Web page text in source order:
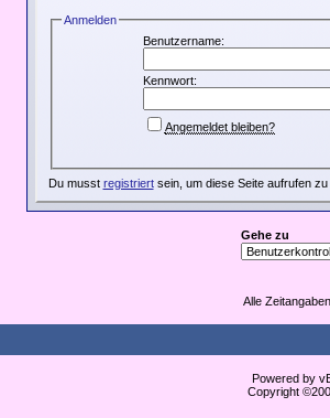
Anmelden
Benutzername:
Kennwort:
Angemeldet bleiben?
Du musst registriertsein, um diese Seite aufrufen zu
Gehe zu
Alle
Powered by
Copyright